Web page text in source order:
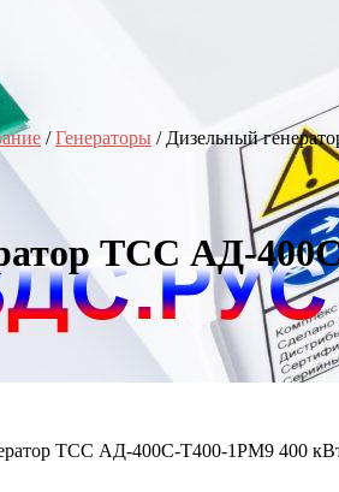
/Генераторы / Дизельный
ТСС АД-
ТСС АД-400С-Т400-1РМ9 400